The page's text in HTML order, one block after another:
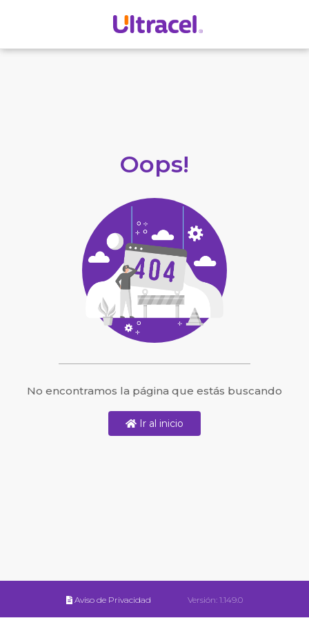
Oops!
No encontramos la página que estás buscando
Ir al inicio
Aviso de Privacidad Versión: 1.149.0